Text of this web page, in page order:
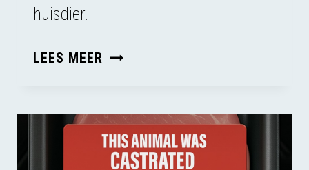
huisdier.
LEES MEER MOOI
DIERENDAG